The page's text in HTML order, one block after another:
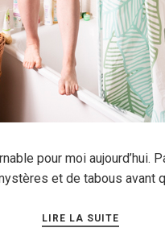
pour moi aujourd’hui.
et de tabous avant
LIRE LA SUITE